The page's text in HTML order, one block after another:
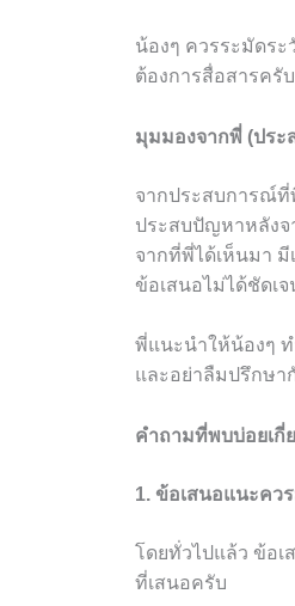
น้องๆ ควรระมัดระ
ต้องการสื่อสารครับ
มุมมองจากพี่ (ประ
จากประสบการณ์ที่
ประสบปัญหาหลังจ
จากที่พี่ได้เห็นมา
ข้อเสนอไม่ได้ชัดเ
พี่แนะนำให้น้องๆ ท
และอย่าลืมปรึกษา
คำถามที่พบบ่อยเกี่
1. ข้อเสนอแนะคว
โดยทั่วไปแล้ว ข้อ
ที่เสนอครับ